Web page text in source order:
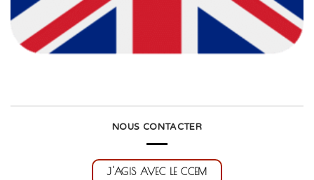
NOUS CONTACTER
J'AGIS AVEC LE CCEM